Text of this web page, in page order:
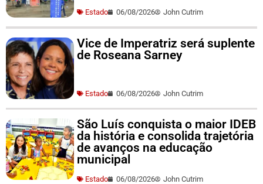
Estado 06/08/2026 John Cutrim
Vice de Imperatriz será suplente
de Roseana Sarney
Estado 06/08/2026 John Cutrim
São Luís conquista o maior IDEB
da história e consolida trajetória
de avanços na educação
municipal
Estado 06/08/2026 John Cutrim